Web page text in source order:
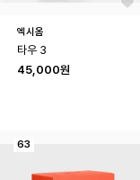
엑시옴
타우 3
45,000원
63